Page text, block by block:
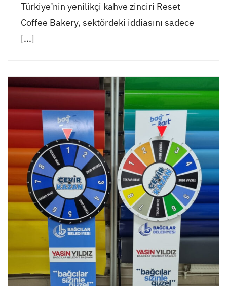
Türkiye’nin yenilikçi kahve zinciri Reset
Coffee Bakery, sektördeki iddiasını sadece
[...]